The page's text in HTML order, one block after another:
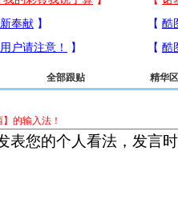
全部跟贴 精华区
的输入法！